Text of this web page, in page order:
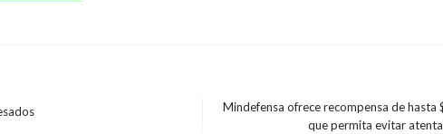
Mindefensa ofrece recompensa de
que permita evitar